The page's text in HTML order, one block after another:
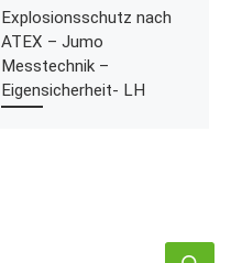
Explosionsschutz nach
ATEX – Jumo
Messtechnik –
Eigensicherheit- LH